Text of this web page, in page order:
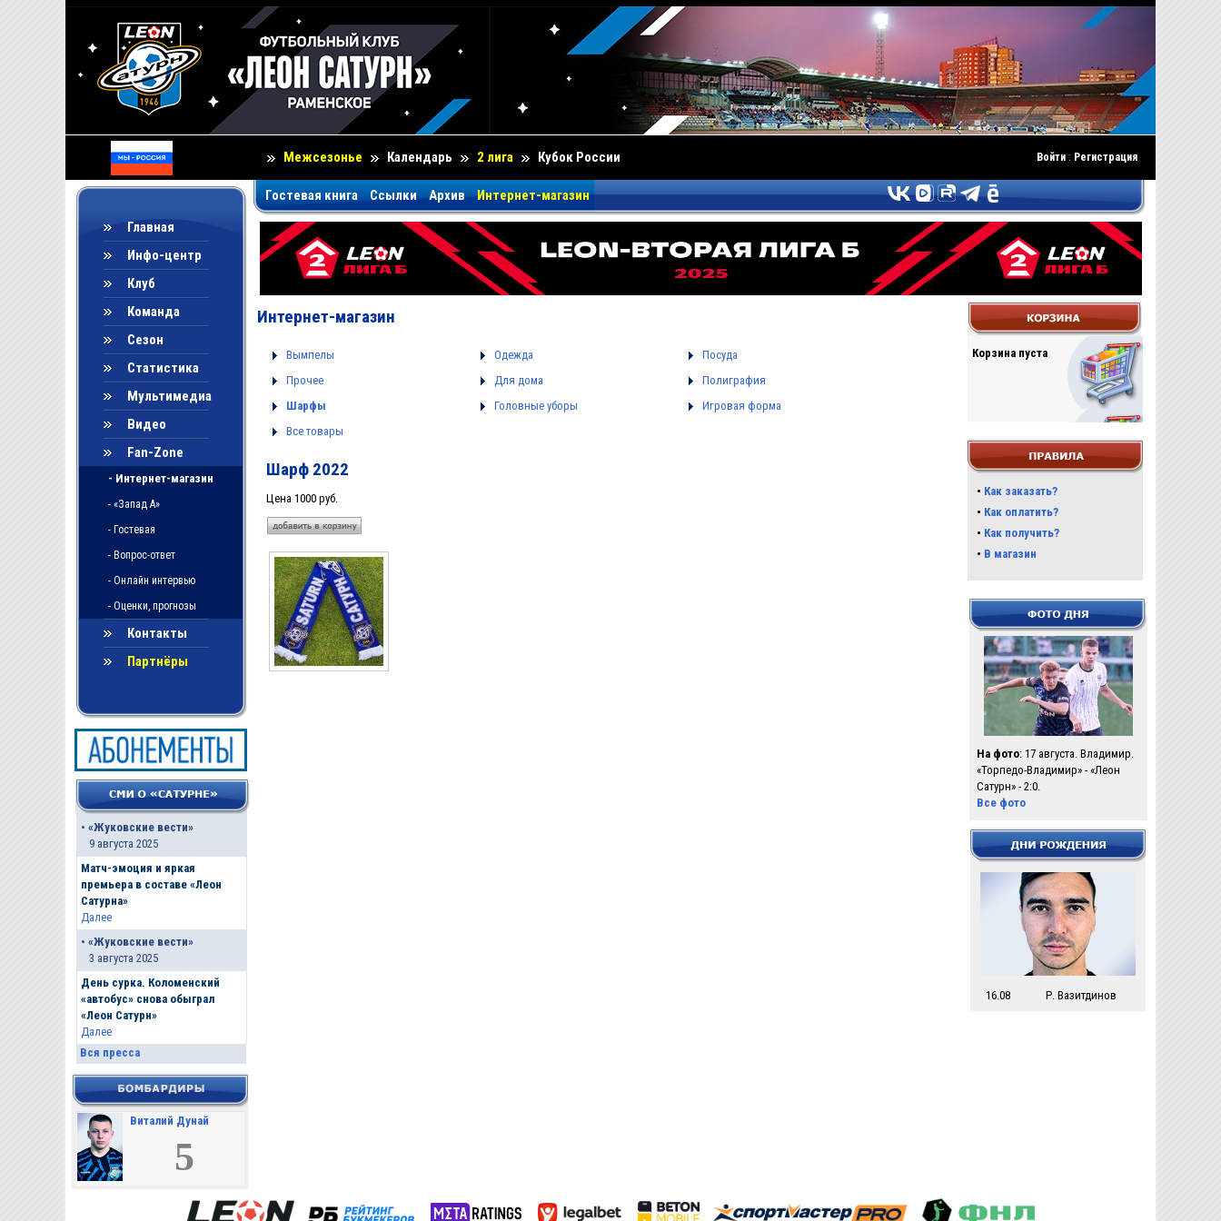
Межсезонье Календарь 2 лига Кубок России Войти : Регистрация
Главная
Инфо-центр
Клуб
Команда
Сезон
Статистика
Мультимедиа
Видео
Fan-Zone
- Интернет-магазин
- «Запад А»
- Гостевая
- Вопрос-ответ
- Онлайн интервью
- Оценки, прогнозы
Контакты
Партнёры
• «Жуковские вести»
9 августа 2025
Матч-эмоция и яркая
премьера в составе «Леон
Сатурна»
Далее
• «Жуковские вести»
3 августа 2025
День сурка. Коломенский
«автобус» снова обыграл
«Леон Сатурн»
Далее
Вся пресса
Виталий Дунай
5
Гостевая книга Ссылки Архив Интернет-магазин
Интернет-магазин
Вымпелы Одежда
Посуда
Прочее
Для дома
Полиграфия
Шарфы
Головные уборы
Игровая форма
Все товары
Шарф 2022
Цена 1000 руб.
Корзина пуста
• Как заказать?
• Как оплатить?
• Как получить?
• В магазин
На фото: 17 августа. Владимир.
«Торпедо-Владимир» - «Леон
Сатурн» - 2:0.
Все фото
16.08 Р. Вазитдинов